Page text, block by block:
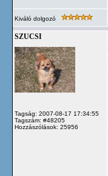
Kiváló dolgozó
SZUCSI
Tagság: 2007-08-17 17:34:55
Tagszám: #48205
Hozzászólások: 25956